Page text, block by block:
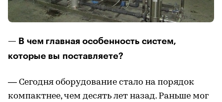
— В чем главная особенность систем,
которые вы поставляете?
— Сегодня оборудование стало на порядок
компактнее, чем десять лет назад. Раньше мог